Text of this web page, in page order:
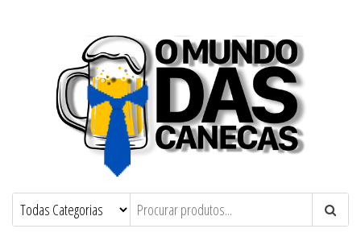
O Mundo das Canecas e Copos
O Mundo das Canecas de Chopp e
Copos Personalizados